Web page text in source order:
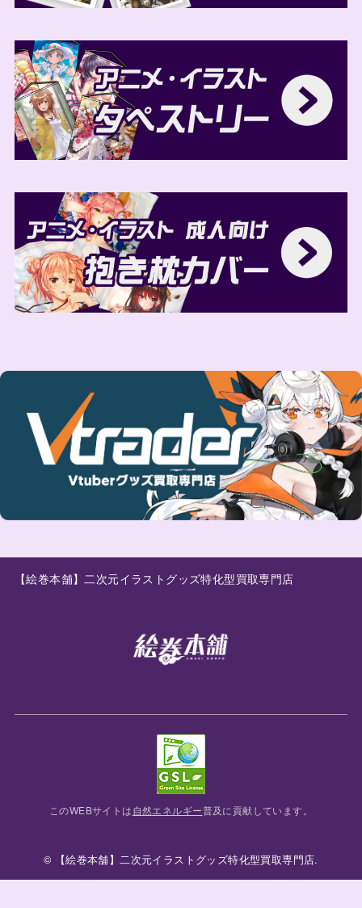
【絵巻本舗】二次元イラストグッズ特化型買取専門店
このWEBサイトは自然エネルギー普及に貢献しています。
© 【絵巻本舗】二次元イラストグッズ特化型買取専門店.